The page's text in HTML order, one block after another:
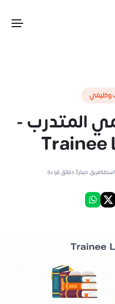
وظيفي
المتدرب -
Trainee
فريق صبار3دقائق قراءة